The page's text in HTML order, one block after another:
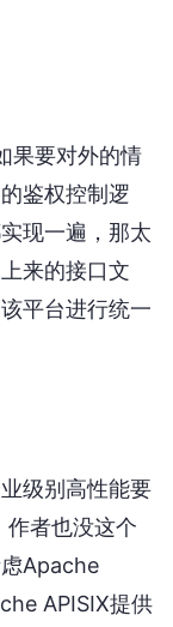
果要对外的情
鉴权控制逻
现一遍，那太
来的接口文
平台进行统一
级别高性能要
者也没这个
Apache
APISIX提供